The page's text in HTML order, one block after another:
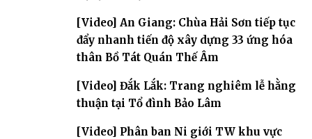
[Video] An Giang: Chùa Hải Sơn tiếp tục
đẩy nhanh tiến độ xây dựng 33 ứng hóa
thân Bồ Tát Quán Thế Âm
[Video] Đắk Lắk: Trang nghiêm lễ hằng
thuận tại Tổ đình Bảo Lâm
[Video] Phân ban Ni giới TW khu vực